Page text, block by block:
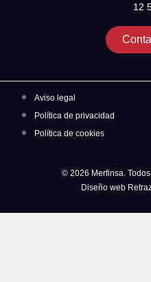
12
Aviso legal
Política de privacidad
Política de cookies
© 2026 Merfinsa.
Diseño web